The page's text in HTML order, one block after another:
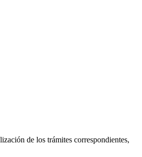
de los trámites correspondientes,